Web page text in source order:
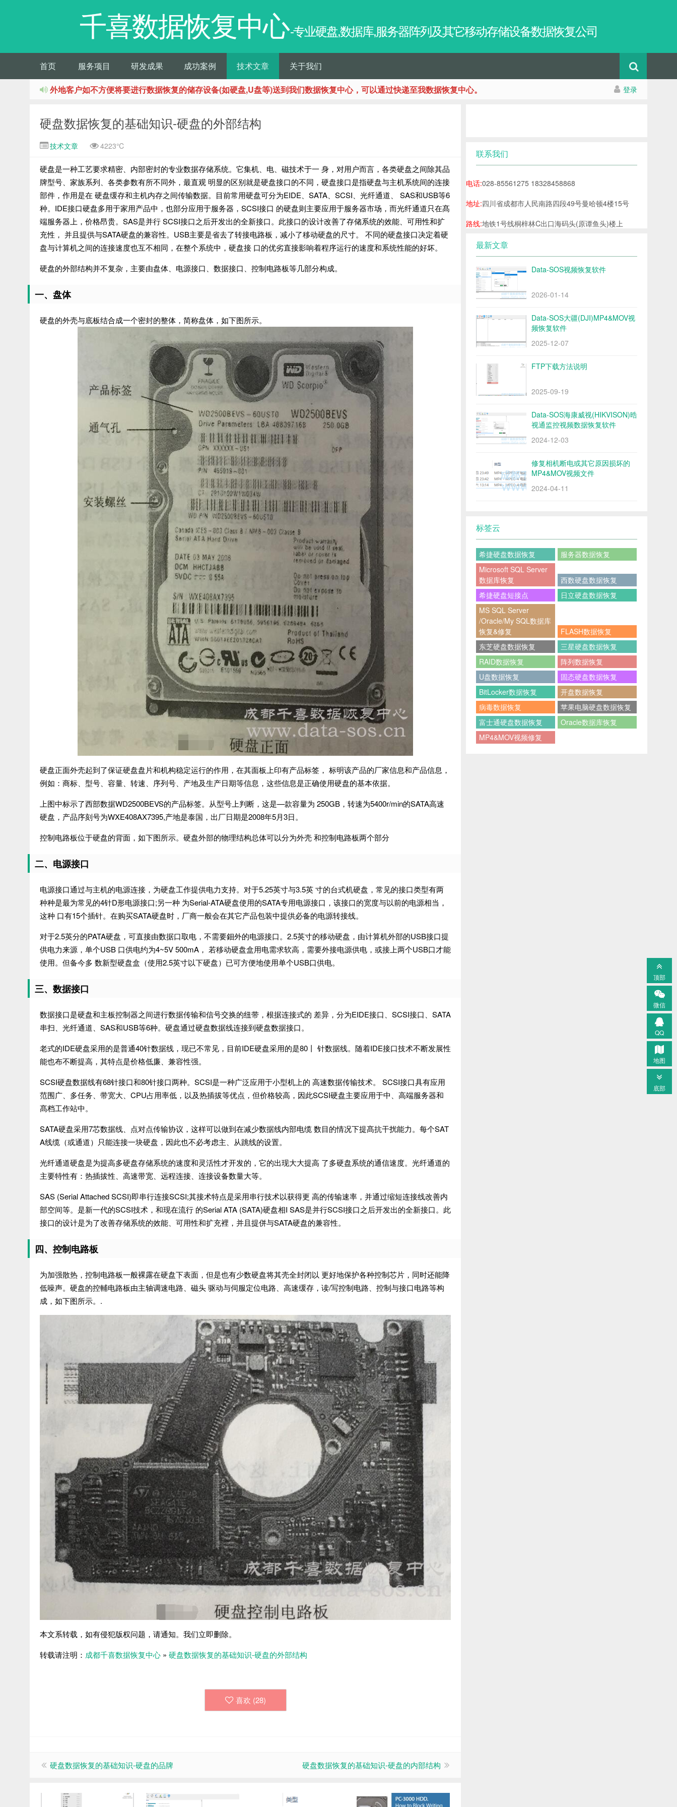
千喜数据恢复中心-专业硬盘,数据库,服务器阵列及其它移动存储设备数据恢复公司
首页 服务项目 研发成果 成功案例 技术文章 关于我们
外地客户如不方便将要进行数据恢复的储存设备(如硬盘,U盘等)送到我们数据恢复中心，可以通过快递至我数据恢复中心。 登录
硬盘数据恢复的基础知识-硬盘的外部结构
技术文章 4223℃
硬盘是一种工艺要求精密、内部密封的专业数据存储系统。它集机、电、磁技术于一 身，对用户而言，各类硬盘之间除其品
牌型号、家族系列、各类参数有所不同外，最直观 明显的区别就是硬盘接口的不同，硬盘接口是指硬盘与主机系统间的连接
部件，作用是在 硬盘缓存和主机内存之间传输数据。目前常用硬盘可分为EIDE、SATA、SCSI、光纤通道、 SAS和USB等6
种。IDE接口硬盘多用于家用产品中，也部分应用于服务器，SCSI接口 的硬盘则主要应用于服务器市场，而光纤通道只在髙
端服务器上，价格昂贵。SAS是并行 SCSI接口之后开发出的全新接口。此接口的设计改善了存储系统的效能、可用性和扩
充性， 并且提供与SATA硬盘的兼容性。USB主要是省去了转接电路板，减小了移动硬盘的尺寸。 不同的硬盘接口决定着硬
盘与计算机之间的连接速度也互不相同，在整个系统中，硬盘接 口的优劣直接影响着程序运行的速度和系统性能的好坏。
硬盘的外部结构并不复杂，主要由盘体、电源接口、数据接口、控制电路板等几部分构成。
一、盘体
硬盘的外壳与底板结合成一个密封的整体，简称盘体，如下图所示。
硬盘正面外壳起到了保证硬盘盘片和机构稳定运行的作用，在其面板上印有产品标签， 标明该产品的厂家信息和产品信息，
例如：商标、型号、容量、转速、序列号、产地及生产日期等信息，这些信息是正确使用硬盘的基本依据。
上图中标示了西部数据WD2500BEVS的产品标签。从型号上判断，这是—款容量为 250GB，转速为5400r/min的SATA高速
硬盘，产品序刻号为WXE408AX7395,产地是泰国，出厂日期是2008年5月3日。
控制电路板位于硬盘的背面，如下图所示。硬盘外部的物理结构总体可以分为外壳 和控制电路板两个部分
二、电源接口
电源接口通过与主机的电源连接，为硬盘工作提供电力支持。对于5.25英寸与3.5英 寸的台式机硬盘，常见的接口类型有两
种种是最为常见的4针D形电源接口;另一种 为Serial-ATA硬盘使用的SATA专用电源接口，该接口的宽度与以前的电源相当，
这种 口有15个插针。在购买SATA硬盘时，厂商一般会在其它产品包装中提供必备的电源转接线。
对于2.5英分的PATA硬盘，可直接由数据口取电，不需要鈿外的电源接口。2.5英寸的移动硬盘，由计算机外部的USB接口提
供电力来源，单个USB 口供电约为4~5V 500mA， 若移动硬盘盒用电需求软高，需要外接电源供电，或接上两个USB口才能
使用。但备今多 数新型硬盘盒（使用2.5英寸以下硬盘）已可方便地使用单个USB口供电。
三、数据接口
数据接口是硬盘和主板控制器之间进行数据传输和信号交换的纽带，根据连接式的 差异，分为EIDE接口、SCSI接口、SATA
串扫、光纤通道、SAS和USB等6种。硬盘通过硬盘数据线连接到硬盘数据接口。
老式的IDE硬盘采用的是普通40针数据线，现已不常见，目前IDE硬盘采用的是80丨 针数据线。随着IDE接口技术不断发展性
能也布不断提高，其特点是价格低廉、兼容性强。
SCSI硬盘数据线有68针接口和80针接口两种。SCSI是一种广泛应用于小型机上的 高速数据传输技术。 SCSI接口具有应用
范围广、多任务、带宽大、CPU占用率低，以及热插拔等优点，但价格较高，因此SCSI硬盘主要应用于中、高端服务器和
髙档工作站中。
SATA硬盘采用7芯数据线、点对点传输协议，这样可以做到在减少数据线内部电缆 数目的情况下提髙抗干扰能力。每个SAT
A线缆（或通道）只能连接一块硬盘，因此也不必考虑主、从跳线的设置。
光纤通道硬盘是为提高多硬盘存储系统的速度和灵活性才开发的，它的出现大大提高 了多硬盘系统的通信速度。光纤通道的
主要特性有：热插拔性、高速带宽、远程连接、连接设备数量大等。
SAS (Serial Attached SCSI)即串行连接SCSI;其接术特点是采用串行技术以获得更 高的传输速率，并通过缩短连接线改善内
部空间等。是新一代的SCSI技术，和现在流行 的Serial ATA (SATA)硬盘相I SAS是并行SCSI接口之后开发出的全新接口。此
接口的设计是为了改善存储系统的效能、可用性和扩充裡，并且提併与SATA硬盘的兼容性。
四、控制电路板
为加强散热，控制电路板一般裸露在硬盘下表面，但是也有少数硬盘将其壳全封闭以 更好地保护各种控制芯片，同时还能降
低噪声。硬盘的控輔电路板由主轴调速电路、磁头 驱动与伺服定位电路、高速缓存，读/写控制电路、控制与接口电路等构
成，如下图所示。.
本文系转载，如有侵犯版权问题，请通知。我们立即删除。
转载请注明： 成都千喜数据恢复中心 » 硬盘数据恢复的基础知识-硬盘的外部结构
喜欢 (28)
硬盘数据恢复的基础知识-硬盘的品牌 硬盘数据恢复的基础知识-硬盘的内部结构
联系我们
电话:028-85561275 18328458868
地址:四川省成都市人民南路四段49号曼哈顿4楼15号
路线:地铁1号线桐梓林C出口海码头(原谭鱼头)楼上
最新文章
Data-SOS视频恢复软件
2026-01-14
Data-SOS大疆(DJI)MP4&MOV视
频恢复软件
2025-12-07
FTP下载方法说明
2025-09-19
Data-SOS海康威视(HIKVISON)晧
视通监控视频数据恢复软件
2024-12-03
修复相机断电或其它原因损坏的
MP4&MOV视频文件
2024-04-11
标签云
希捷硬盘数据恢复
服务器数据恢复
Microsoft SQL Server
数据库恢复
西数硬盘数据恢复
希捷硬盘短接点
日立硬盘数据恢复
MS SQL Server
/Oracle/My SQL数据库
恢复&修复
FLASH数据恢复
东芝硬盘数据恢复
三星硬盘数据恢复
RAID数据恢复
阵列数据恢复
U盘数据恢复
固态硬盘数据恢复
BitLocker数据恢复
开盘数据恢复
病毒数据恢复
苹果电脑硬盘数据恢复
富士通硬盘数据恢复
Oracle数据库恢复
MP4&MOV视频修复
顶部
微信
QQ
地图
底部